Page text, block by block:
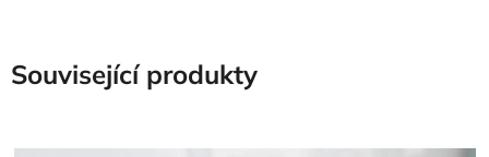
Související produkty